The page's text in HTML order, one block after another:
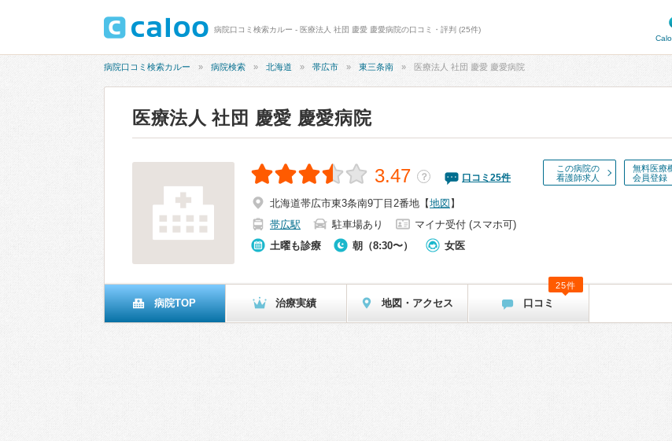
病院口コミ検索カルー - 医療法人 社団 慶愛 慶愛病院の口コミ・評判 (25件)
病院口コミ検索カルー 病院検索 北海道 帯広市 東三条南 医療法人 社団 慶愛 慶愛病院
医療法人 社団 慶愛 慶愛病院
この病院の
看護師求人
無料医療
会員登録
3.47 ？ 口コミ 25件
北海道帯広市東3条南9丁目2番地 【地図 】
帯広駅
駐車場あり
マイナ受付 (スマホ可)
土曜も診療
朝（8:30〜） 女医
病院TOP 治療実績 地図・アクセス 口コミ
25件